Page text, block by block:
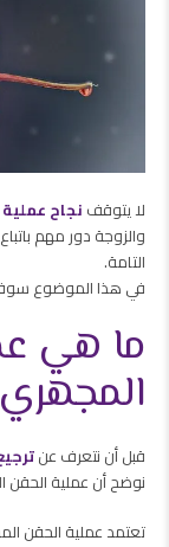
لا يتوقف نجاح
والزوجة دور مهم
التامة.
في هذا الموضوع سوف
ما هي
قبل أن نتعرف عن
نوضح أن عملية الحقن
تعتمد عملية الحقن